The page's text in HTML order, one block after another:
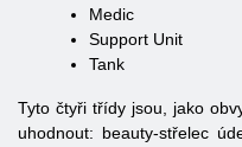
Medic
Support Unit
Tank
Tyto čtyři třídy jsou, jako
uhodnout: beauty-střelec